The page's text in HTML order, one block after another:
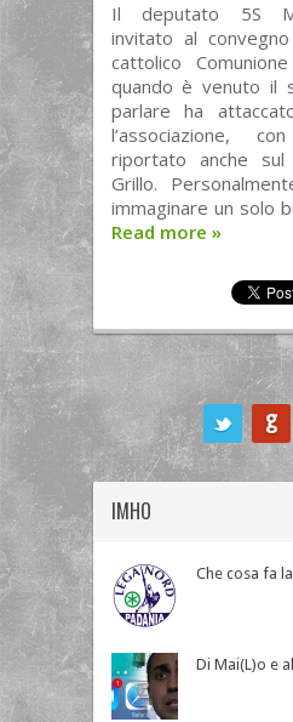
Il deputato 5S
invitato al
cattolico
quando è venuto il
parlare ha
l’associazione,
riportato anche
Grillo.
immaginare un solo
Read more »
IMHO
Che cosa fa
Di Mai(L)o e